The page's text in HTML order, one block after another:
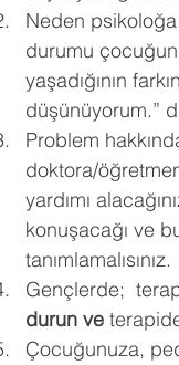
Evlilik Terapisi
Neden
durumu
yaşadığının
düşünüyorum.”
Problem
doktora/
yardımı
konuşacağı ve
tanımlamalısınız.
Gençlerde;
durun ve
Çocuğunuza,